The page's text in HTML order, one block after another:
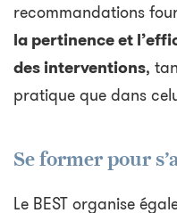
recommandations
la pertinence et
des interventions,
pratique que dans
Se former pour
Le BEST organise